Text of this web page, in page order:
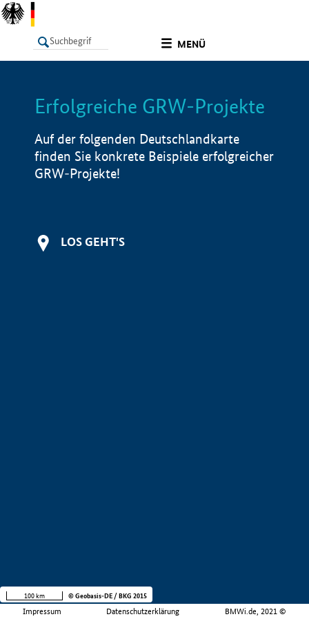
MENÜ
LISTE Info
Erfolgreiche GRW-Projekte
Auf der folgenden Deutschlandkarte
finden Sie konkrete Beispiele erfolgreicher
GRW-Projekte!
LOS GEHT'S
Impressum Datenschutzerklärung BMWi.de, 2021 ©
100 km © Geobasis-DE / BKG 2015